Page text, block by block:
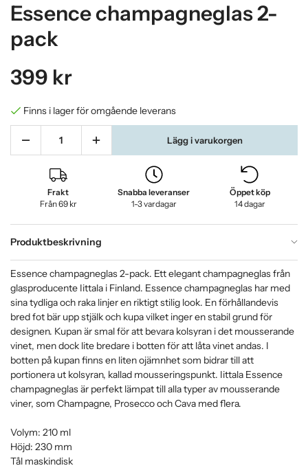
Essence champagneglas 2-
pack
399 kr
Finns i lager för omgående leverans
Lägg i varukorgen
Frakt
Från 69 kr
Snabba leveranser
1-3 vardagar
Öppet köp
14 dagar
Produktbeskrivning
Essence champagneglas 2-pack. Ett elegant champagneglas från
glasproducente Iittala i Finland. Essence champagneglas har med
sina tydliga och raka linjer en riktigt stilig look. En förhållandevis
bred fot bär upp stjälk och kupa vilket inger en stabil grund för
designen. Kupan är smal för att bevara kolsyran i det mousserande
vinet, men dock lite bredare i botten för att låta vinet andas. I
botten på kupan finns en liten ojämnhet som bidrar till att
portionera ut kolsyran, kallad mousseringspunkt. Iittala Essence
champagneglas är perfekt lämpat till alla typer av mousserande
viner, som Champagne, Prosecco och Cava med flera.
Volym: 210 ml
Höjd: 230 mm
Tål maskindisk